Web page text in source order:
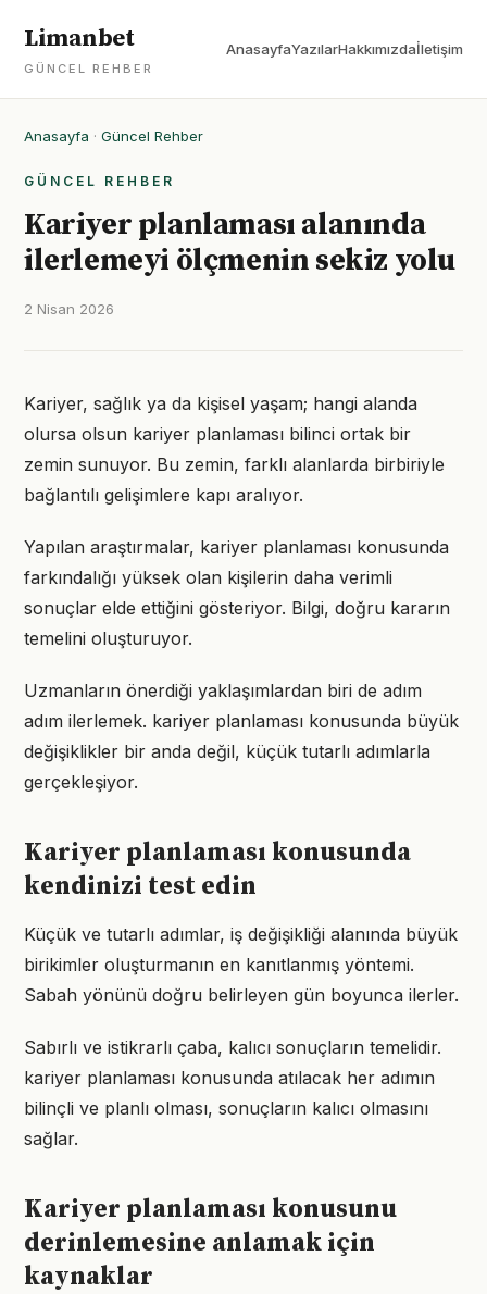
Limanbet
GÜNCEL REHBER
AnasayfaYazılarHakkımızdaİletişim
Anasayfa · Güncel Rehber
GÜNCEL REHBER
Kariyer planlaması alanında
ilerlemeyi ölçmenin sekiz yolu
2 Nisan 2026
Kariyer, sağlık ya da kişisel yaşam; hangi alanda
olursa olsun kariyer planlaması bilinci ortak bir
zemin sunuyor. Bu zemin, farklı alanlarda birbiriyle
bağlantılı gelişimlere kapı aralıyor.
Yapılan araştırmalar, kariyer planlaması konusunda
farkındalığı yüksek olan kişilerin daha verimli
sonuçlar elde ettiğini gösteriyor. Bilgi, doğru kararın
temelini oluşturuyor.
Uzmanların önerdiği yaklaşımlardan biri de adım
adım ilerlemek. kariyer planlaması konusunda büyük
değişiklikler bir anda değil, küçük tutarlı adımlarla
gerçekleşiyor.
Kariyer planlaması konusunda
kendinizi test edin
Küçük ve tutarlı adımlar, iş değişikliği alanında büyük
birikimler oluşturmanın en kanıtlanmış yöntemi.
Sabah yönünü doğru belirleyen gün boyunca ilerler.
Sabırlı ve istikrarlı çaba, kalıcı sonuçların temelidir.
kariyer planlaması konusunda atılacak her adımın
bilinçli ve planlı olması, sonuçların kalıcı olmasını
sağlar.
Kariyer planlaması konusunu
derinlemesine anlamak için
kaynaklar